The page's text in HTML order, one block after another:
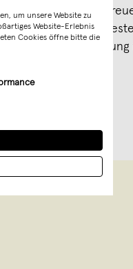
darüber
für deine
eine
um unsere Website zu
Website-Erlebnis
Cookies öffne bitte die